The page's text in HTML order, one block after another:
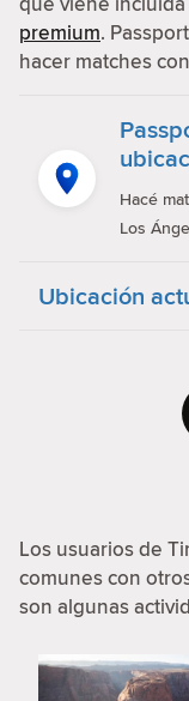
premium.
hacer matches
Hacé
Los
Ubicación
Los usuarios de
comunes con
son algunas